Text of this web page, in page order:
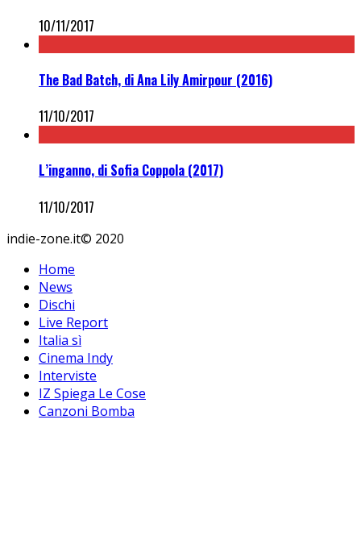
10/11/2017
The Bad Batch, di Ana Lily Amirpour (2016)
11/10/2017
L’inganno, di Sofia Coppola (2017)
11/10/2017
indie-zone.it© 2020
Home
News
Dischi
Live Report
Italia sì
Cinema Indy
Interviste
IZ Spiega Le Cose
Canzoni Bomba